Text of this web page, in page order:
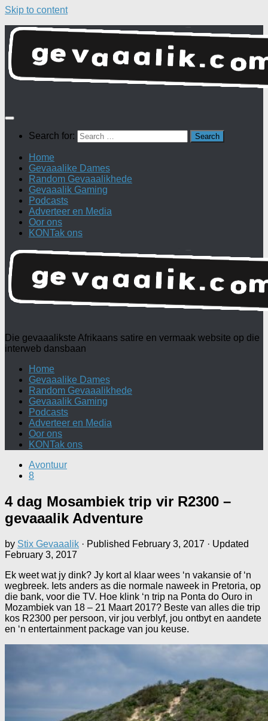
Skip to content
Search for:
Home
Gevaaalike Dames
Random Gevaaalikhede
Gevaaalik Gaming
Podcasts
Adverteer en Media
Oor ons
KONTak ons
Die gevaaalikste Afrikaans satire en vermaak website op die
interweb dansbaan
Home
Gevaaalike Dames
Random Gevaaalikhede
Gevaaalik Gaming
Podcasts
Adverteer en Media
Oor ons
KONTak ons
Avontuur
8
4 dag Mosambiek trip vir R2300 –
gevaaalik Adventure
by Stix Gevaaalik · Published February 3, 2017 · Updated
February 3, 2017
Ek weet wat jy dink? Jy kort al klaar wees ‘n vakansie of ‘n
wegbreek. Iets anders as die normale naweek in Pretoria, op
die bank, voor die TV. Hoe klink ‘n trip na Ponta do Ouro in
Mozambiek van 18 – 21 Maart 2017? Beste van alles die trip
kos R2300 per persoon, vir jou verblyf, jou ontbyt en aandete
en ‘n entertainment package van jou keuse.